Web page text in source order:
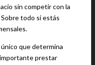
sin competir con la
todo si estás
que determina
prestar